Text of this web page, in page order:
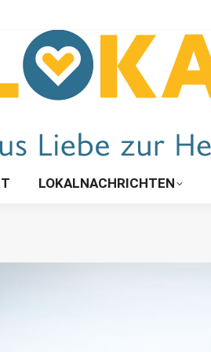
LOKALNACHRICHTEN